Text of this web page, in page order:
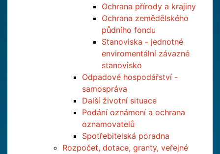
Ochrana přírody a krajiny
Ochrana zemědělského
půdního fondu
Stanoviska - jednotné
enviromentální závazné
stanovisko
Odpadové hospodářství -
samospráva
Další životní situace
Podání oznámení a ochrana
oznamovatelů
Spotřebitelská poradna
Rozpočet, dotace, granty, veřejné